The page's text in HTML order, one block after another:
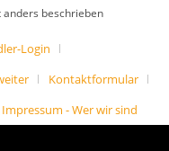
beschrieben
Login
Kontaktformular
Impressum - Wer wir sind